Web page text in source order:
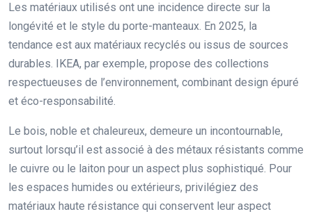
Les matériaux utilisés ont une incidence directe sur la
longévité et le style du porte-manteaux. En 2025, la
tendance est aux matériaux recyclés ou issus de sources
durables. IKEA, par exemple, propose des collections
respectueuses de l’environnement, combinant design épuré
et éco-responsabilité.
Le bois, noble et chaleureux, demeure un incontournable,
surtout lorsqu’il est associé à des métaux résistants comme
le cuivre ou le laiton pour un aspect plus sophistiqué. Pour
les espaces humides ou extérieurs, privilégiez des
matériaux haute résistance qui conservent leur aspect